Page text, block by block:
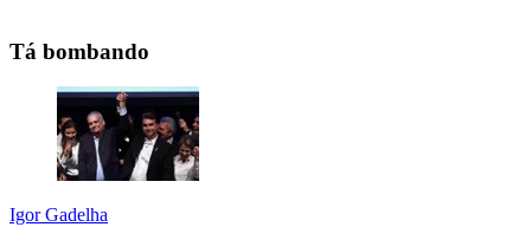
Tá bombando
Igor Gadelha